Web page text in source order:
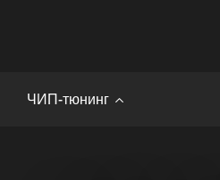
ЧИП-тюнинг